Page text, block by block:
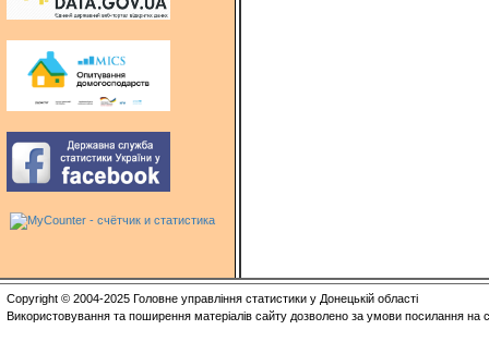
Copyright © 2004-2025 Головне управління статистики у Донецькій області
Використовування та поширення матеріалів сайту дозволено за умови посилання на